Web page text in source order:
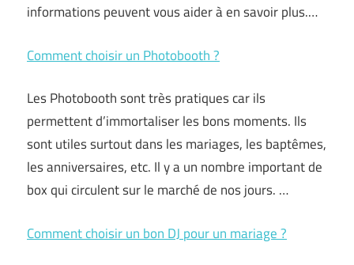
informations peuvent vous aider à en savoir plus.…
Comment choisir un Photobooth ?
Les Photobooth sont très pratiques car ils
permettent d’immortaliser les bons moments. Ils
sont utiles surtout dans les mariages, les baptêmes,
les anniversaires, etc. Il y a un nombre important de
box qui circulent sur le marché de nos jours. …
Comment choisir un bon DJ pour un mariage ?